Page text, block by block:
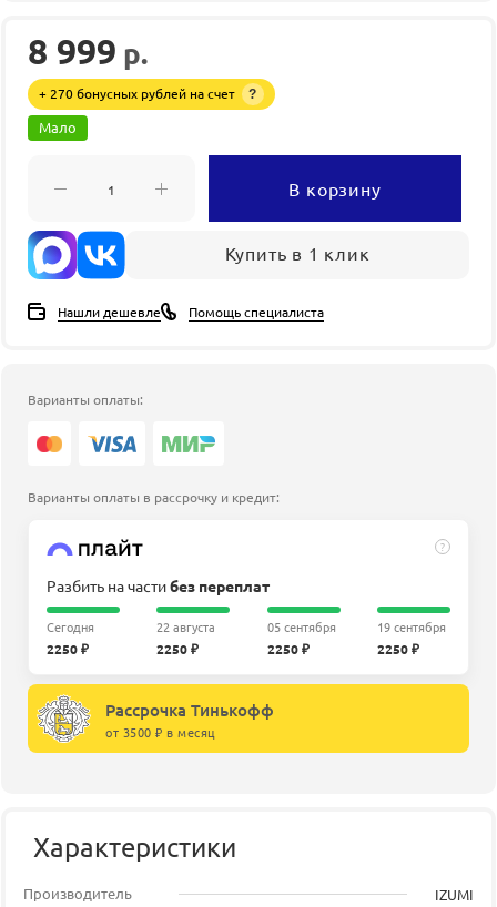
8 999 р.
+ 270 бонусных рублей на счет ?
Мало
В корзину
Купить в 1 клик
Нашли дешевле Помощь специалиста
Варианты оплаты:
Варианты оплаты в рассрочку и кредит:
?
Разбить на частибез переплат
Сегодня
2250 ₽
22 августа
2250 ₽
05 сентября
2250 ₽
19 сентября
2250 ₽
Рассрочка Тинькофф
от 3500 ₽ в месяц
Характеристики
Производитель
IZUMI